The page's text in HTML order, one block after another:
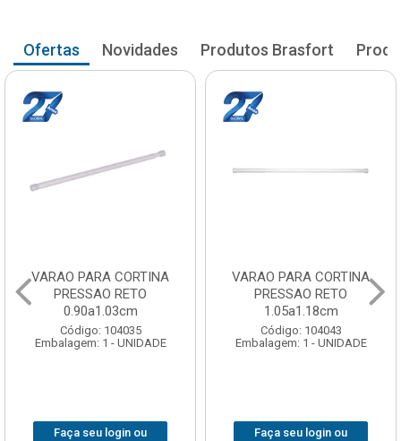
Ofertas Novidades Produtos Brasfort
VARAO PARA CORTINA
PRESSAO RETO
0.90a1.03cm
Código: 104035
Embalagem: 1 - UNIDADE
Faça seu login ou
VARAO PARA CORTINA
PRESSAO RETO
1.05a1.18cm
Código: 104043
Embalagem: 1 - UNIDADE
Faça seu login ou